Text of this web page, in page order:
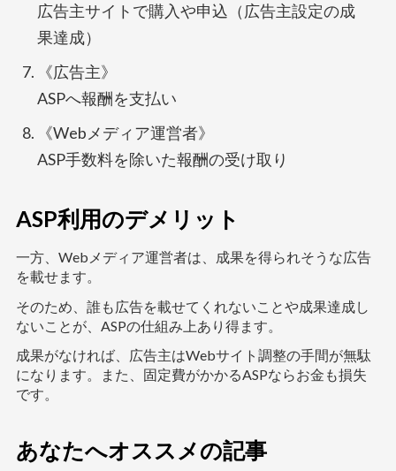
広告主サイトで購入や申込（広告主設定の成
果達成）
《広告主》
ASPへ報酬を支払い
《Webメディア運営者》
ASP手数料を除いた報酬の受け取り
ASP利用のデメリット
一方、Webメディア運営者は、成果を得られそうな広告
を載せます。
そのため、誰も広告を載せてくれないことや成果達成し
ないことが、ASPの仕組み上あり得ます。
成果がなければ、広告主はWebサイト調整の手間が無駄
になります。また、固定費がかかるASPならお金も損失
です。
あなたへオススメの記事